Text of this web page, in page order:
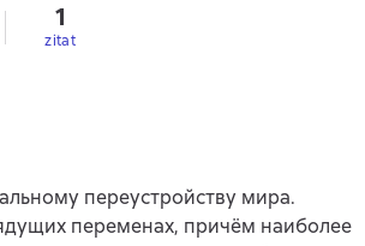
1
zitat
переустройству мира.
переменах, причём наиболее